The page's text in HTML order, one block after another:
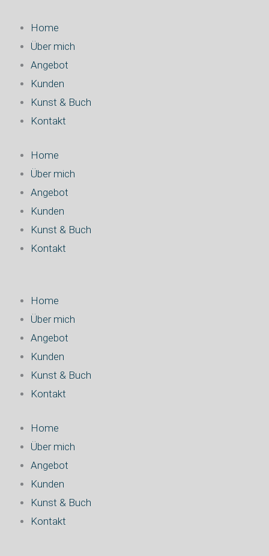
Inhalt
springen
Home
Über mich
Angebot
Kunden
Kunst & Buch
Kontakt
Home
Über mich
Angebot
Kunden
Kunst & Buch
Kontakt
Home
Über mich
Angebot
Kunden
Kunst & Buch
Kontakt
Home
Über mich
Angebot
Kunden
Kunst & Buch
Kontakt
nach: